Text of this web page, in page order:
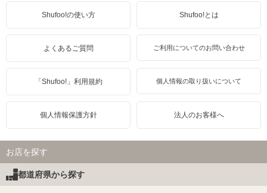
Shufoo!の使い方 Shufoo!とは
よくあるご質問 ご利用についてのお問い合わせ
「Shufoo!」利用規約 個人情報の取り扱いについて
個人情報保護方針 法人のお客様へ
お店を探す
都道府県から探す